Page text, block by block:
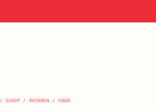
/ SHOP / WOMEN / HAIR